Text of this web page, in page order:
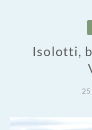
Isolotti,